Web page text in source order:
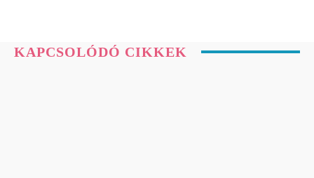
KAPCSOLÓDÓ CIKKEK